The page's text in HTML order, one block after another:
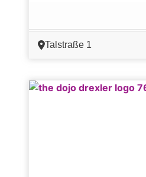
Talstraße 1